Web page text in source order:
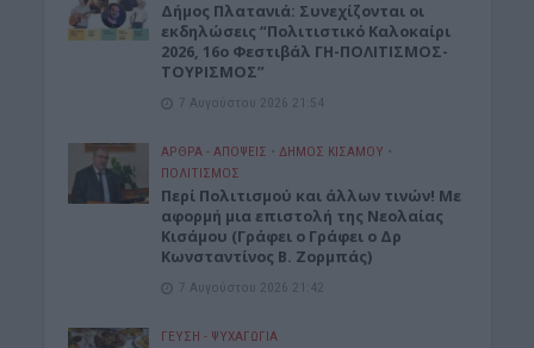
Δήμος Πλατανιά: Συνεχίζονται οι
εκδηλώσεις “Πολιτιστικό Καλοκαίρι
2026, 16ο Φεστιβάλ ΓΗ-ΠΟΛΙΤΙΣΜΟΣ-
ΤΟΥΡΙΣΜΟΣ”
7 Αυγούστου 2026 21:54
ΑΡΘΡΑ - ΑΠΟΨΕΙΣ • ΔΉΜΟΣ ΚΙΣΆΜΟΥ •
ΠΟΛΙΤΙΣΜΟΣ
Περί Πολιτισμού και άλλων τινών! Mε
αφορμή μια επιστολή της Νεολαίας
Κισάμου (Γράφει ο Γράφει ο Δρ
Κωνσταντίνος Β. Ζορμπάς)
7 Αυγούστου 2026 21:42
ΓΕΎΣΗ - ΨΥΧΑΓΩΓΊΑ